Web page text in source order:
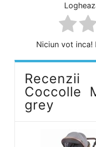
Niciun vot inca!
Coccolle
grey